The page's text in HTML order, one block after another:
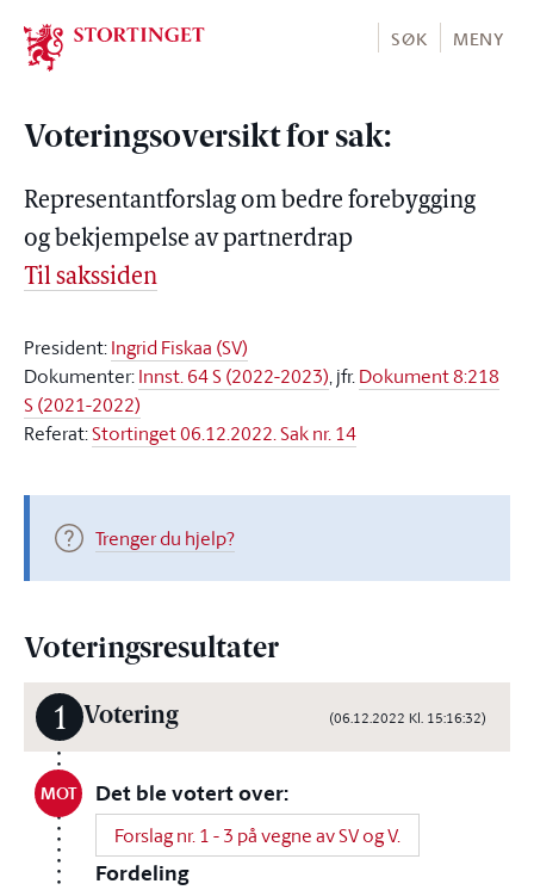
Stortinget.no
SØK MENY
Voteringsoversikt for sak:
Representantforslag om bedre forebygging
og bekjempelse av partnerdrap
Til sakssiden
President:Ingrid Fiskaa (SV)
Dokumenter:Innst. 64 S (2022-2023), jfr.Dokument 8:218
S (2021-2022)
Referat:Stortinget 06.12.2022. Sak nr. 14
Trenger du hjelp?
Voteringsresultater
1 Votering (06.12.2022 Kl. 15:16:32)
MOT Det ble votert over:
Forslag nr. 1 - 3 på vegne av SV og V.
Fordeling